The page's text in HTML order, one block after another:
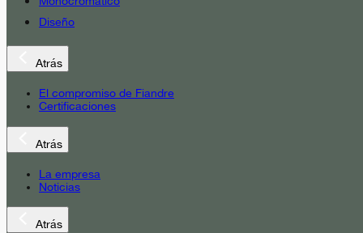
Diseño
Atrás
El compromiso de Fiandre
Certificaciones
Atrás
La empresa
Noticias
Atrás